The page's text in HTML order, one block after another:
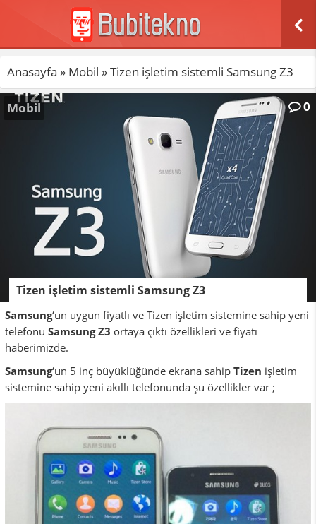
Anasayfa » Mobil »Tizen işletim sistemli Samsung Z3
Tizen işletim sistemli Samsung Z3
Mobil 0
Samsung‘un uygun fiyatlı ve Tizen işletim sistemine sahip yeni
telefonu Samsung Z3 ortaya çıktı özellikleri ve fiyatı
haberimizde.
Samsung‘un 5 inç büyüklüğünde ekrana sahip Tizen işletim
sistemine sahip yeni akıllı telefonunda şu özellikler var ;